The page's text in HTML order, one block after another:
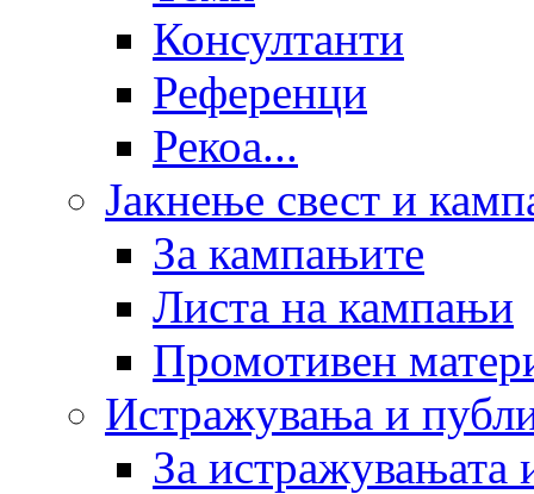
Консултанти
Референци
Рекоа...
Јакнење свест и
За кампањите
Листа на кампањи
Промотивен
Истражувања и
За истражувањата